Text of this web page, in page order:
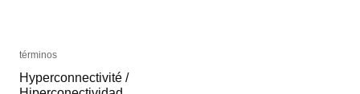
términos
Hyperconnectivité /
términos
Hyperconnectivité /